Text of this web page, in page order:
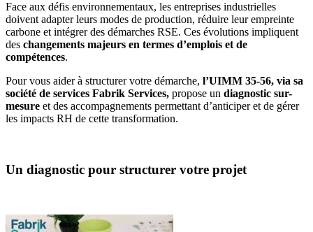
Face aux défis environnementaux, les entreprises industrielles
doivent adapter leurs modes de production, réduire leur empreinte
carbone et intégrer des démarches RSE. Ces évolutions impliquent
des changements majeurs en termes d’emplois et de
compétences.
Pour vous aider à structurer votre démarche, l’UIMM 35-56, via sa
société de services Fabrik Services, propose un diagnostic sur-
mesure et des accompagnements permettant d’anticiper et de gérer
les impacts RH de cette transformation.
Un diagnostic pour structurer votre projet